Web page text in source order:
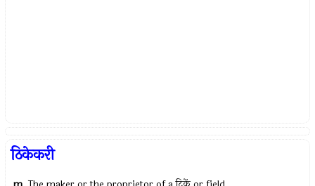
ठिकेकरी